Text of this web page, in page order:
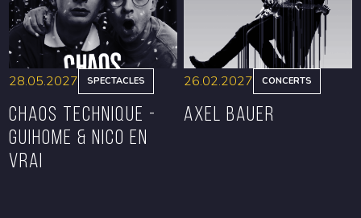
28.05.2027 SPECTACLES
CHAOS TECHNIQUE -
GUIHOME & NICO EN
VRAI
26.02.2027 CONCERTS
Axel Bauer